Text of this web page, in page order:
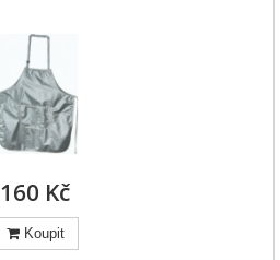
160 Kč
Koupit